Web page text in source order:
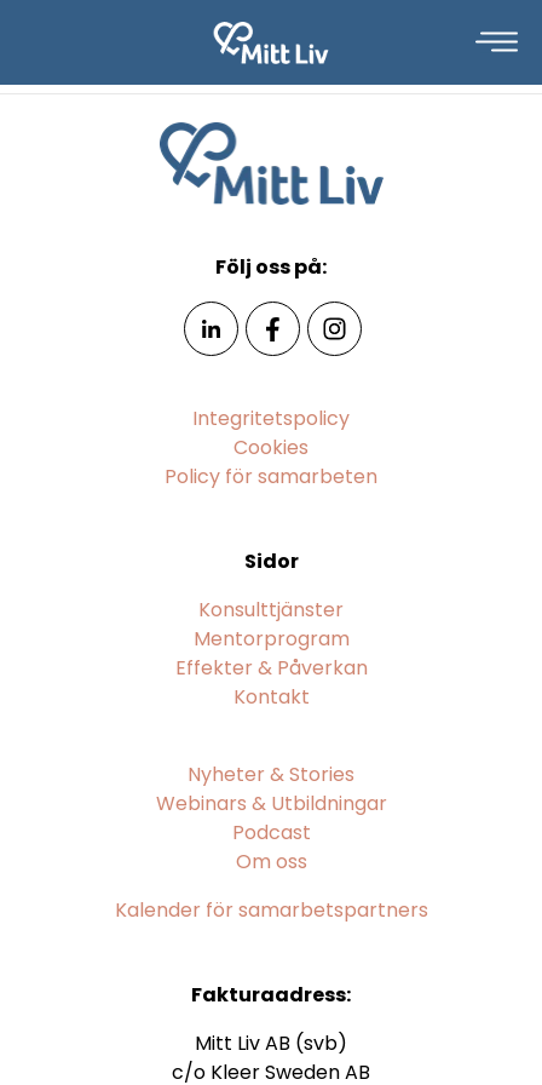
Följ oss på:
Integritetspolicy
Cookies
Policy för samarbeten
Sidor
Konsulttjänster
Mentorprogram
Effekter & Påverkan
Kontakt
Nyheter & Stories
Webinars & Utbildningar
Podcast
Om oss
Kalender för samarbetspartners
Fakturaadress:
Mitt Liv AB (svb)
c/o Kleer Sweden AB